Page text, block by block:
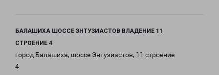
БАЛАШИХА ШОССЕ ЭНТУЗИАСТОВ ВЛАДЕНИЕ 11
СТРОЕНИЕ 4
город Балашиха, шоссе Энтузиастов, 11 строение
4